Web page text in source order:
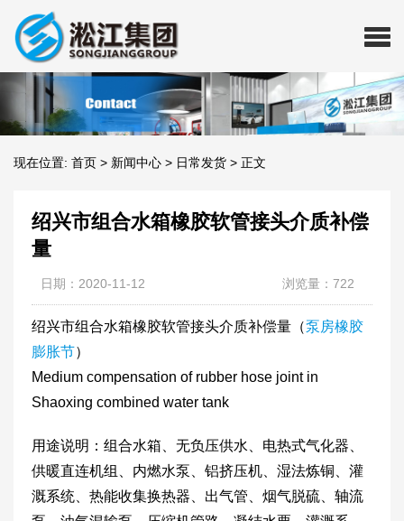
现在位置: 首页 > 新闻中心 > 日常发货 > 正文
绍兴市组合水箱橡胶软管接头介质补偿
量
日期：2020-11-12 浏览量：722
绍兴市组合水箱橡胶软管接头介质补偿量（泵房橡胶
膨胀节）
Medium compensation of rubber hose joint in
Shaoxing combined water tank
用途说明：组合水箱、无负压供水、电热式气化器、
供暖直连机组、内燃水泵、铝挤压机、湿法炼铜、灌
溉系统、热能收集换热器、出气管、烟气脱硫、轴流